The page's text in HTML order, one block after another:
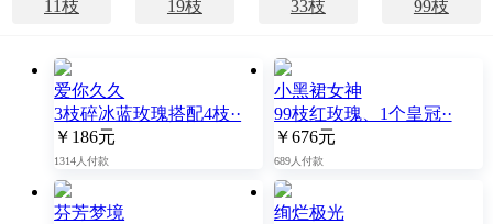
11枝 19枝 33枝 99枝
爱你久久
3枝碎冰蓝玫瑰搭配4枝··
￥186元
1314人付款
小黑裙女神
99枝红玫瑰、1个皇冠··
￥676元
689人付款
芬芳梦境
绚烂极光